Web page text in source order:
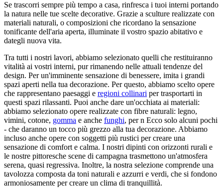
Se trascorri sempre più tempo a casa, rinfresca i tuoi interni portando
la natura nelle tue scelte decorative. Grazie a sculture realizzate con
materiali naturali, o composizioni che ricordano la sensazione
tonificante dell'aria aperta, illuminate il vostro spazio abitativo e
dategli nuova vita.
Tra tutti i nostri lavori, abbiamo selezionato quelli che restituiranno
vitalità ai vostri interni, pur rimanendo nelle attuali tendenze del
design. Per un'imminente sensazione di benessere, imita i grandi
spazi aperti nella tua decorazione. Per questo, abbiamo scelto opere
che rappresentano paesaggi e regioni collinari per trasportarti in
questi spazi rilassanti. Puoi anche dare un'occhiata ai materiali:
abbiamo selezionato opere realizzate con fibre naturali: legno,
vimini, cotone, gomma e anche funghi, per n Ecco solo alcuni pochi
- che daranno un tocco più grezzo alla tua decorazione. Abbiamo
incluso anche opere con soggetti più rustici per creare una
sensazione di comfort e calma. I nostri dipinti con orizzonti rurali e
le nostre pittoresche scene di campagna trasmettono un'atmosfera
serena, quasi regressiva. Inoltre, la nostra selezione comprende una
tavolozza composta da toni naturali e azzurri e verdi, che si fondono
armoniosamente per creare un clima di tranquillità.